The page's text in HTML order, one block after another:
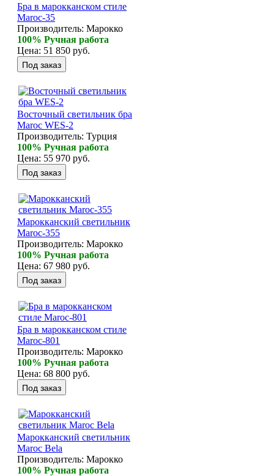
Бра в марокканском стиле
Maroc-35
Производитель: Марокко
100% Ручная работа
Цена: 51 850 руб.
Восточный светильник бра
Maroc WES-2
Производитель: Турция
100% Ручная работа
Цена: 55 970 руб.
Марокканский светильник
Maroc-355
Производитель: Марокко
100% Ручная работа
Цена: 67 980 руб.
Бра в марокканском стиле
Maroc-801
Производитель: Марокко
100% Ручная работа
Цена: 68 800 руб.
Марокканский светильник
Maroc Bela
Производитель: Марокко
100% Ручная работа